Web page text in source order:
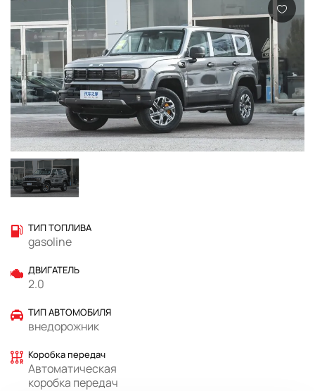
ТИП ТОПЛИВА
gasoline
ДВИГАТЕЛЬ
2.0
ТИП АВТОМОБИЛЯ
внедорожник
Коробка передач
Автоматическая
коробка передач